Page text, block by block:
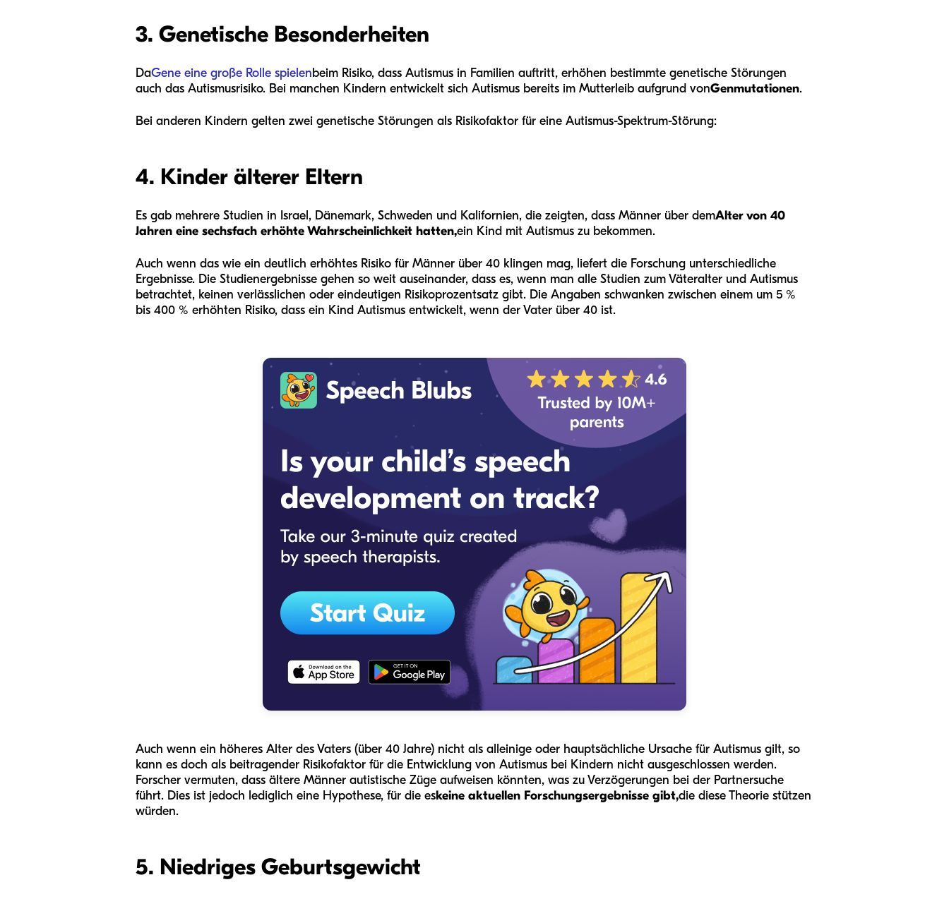
3. Genetische Besonderheiten
DaGene eine große Rolle spielenbeim Risiko, dass Autismus in Familien auftritt, erhöhen bestimmte genetische Störungen
auch das Autismusrisiko. Bei manchen Kindern entwickelt sich Autismus bereits im Mutterleib aufgrund vonGenmutationen.
Bei anderen Kindern gelten zwei genetische Störungen als Risikofaktor für eine Autismus-Spektrum-Störung:
4. Kinder älterer Eltern
Es gab mehrere Studien in Israel, Dänemark, Schweden und Kalifornien, die zeigten, dass Männer über demAlter von 40
Jahren eine sechsfach erhöhte Wahrscheinlichkeit hatten,ein Kind mit Autismus zu bekommen.
Auch wenn das wie ein deutlich erhöhtes Risiko für Männer über 40 klingen mag, liefert die Forschung unterschiedliche
Ergebnisse. Die Studienergebnisse gehen so weit auseinander, dass es, wenn man alle Studien zum Väteralter und Autismus
betrachtet, keinen verlässlichen oder eindeutigen Risikoprozentsatz gibt. Die Angaben schwanken zwischen einem um 5 %
bis 400 % erhöhten Risiko, dass ein Kind Autismus entwickelt, wenn der Vater über 40 ist.
Auch wenn ein höheres Alter des Vaters (über 40 Jahre) nicht als alleinige oder hauptsächliche Ursache für Autismus gilt, so
kann es doch als beitragender Risikofaktor für die Entwicklung von Autismus bei Kindern nicht ausgeschlossen werden.
Forscher vermuten, dass ältere Männer autistische Züge aufweisen könnten, was zu Verzögerungen bei der Partnersuche
führt. Dies ist jedoch lediglich eine Hypothese, für die eskeine aktuellen Forschungsergebnisse gibt,die diese Theorie stützen
würden.
5. Niedriges Geburtsgewicht